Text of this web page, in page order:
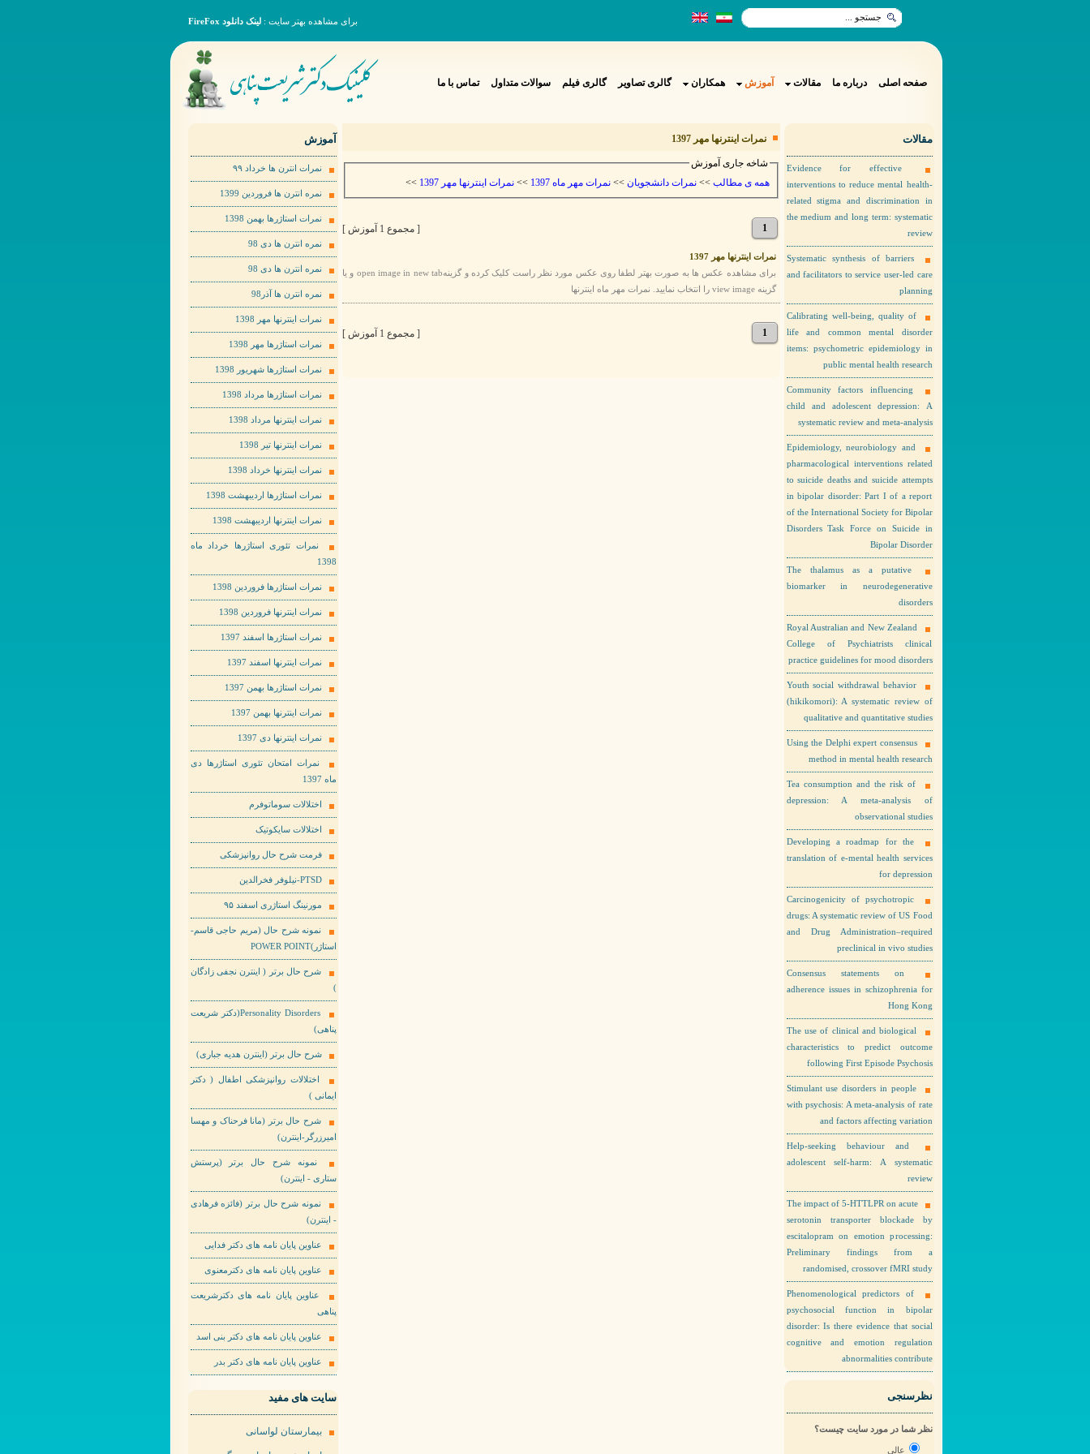
برای مشاهده بهتر سایت : لینک دانلود FireFox
صفحه اصلی درباره ما مقالات آموزش همکاران گالری تصاویر گالری فیلم سوالات متداول تماس با ما
مقالات
Evidence for effective
interventions to reduce mental health-
related stigma and discrimination in
the medium and long term: systematic
review
Systematic synthesis of barriers
and facilitators to service user-led care
planning
Calibrating well-being, quality of
life and common mental disorder
items: psychometric epidemiology in
public mental health research
Community factors influencing
child and adolescent depression: A
systematic review and meta-analysis
Epidemiology, neurobiology and
pharmacological interventions related
to suicide deaths and suicide attempts
in bipolar disorder: Part I of a report
of the International Society for Bipolar
Disorders Task Force on Suicide in
Bipolar Disorder
The thalamus as a putative
biomarker in neurodegenerative
disorders
Royal Australian and New Zealand
College of Psychiatrists clinical
practice guidelines for mood disorders
Youth social withdrawal behavior
(hikikomori): A systematic review of
qualitative and quantitative studies
Using the Delphi expert consensus
method in mental health research
Tea consumption and the risk of
depression: A meta-analysis of
observational studies
Developing a roadmap for the
translation of e-mental health services
for depression
Carcinogenicity of psychotropic
drugs: A systematic review of US Food
and Drug Administration–required
preclinical in vivo studies
Consensus statements on
adherence issues in schizophrenia for
Hong Kong
The use of clinical and biological
characteristics to predict outcome
following First Episode Psychosis
Stimulant use disorders in people
with psychosis: A meta-analysis of rate
and factors affecting variation
Help-seeking behaviour and
adolescent self-harm: A systematic
review
The impact of 5-HTTLPR on acute
serotonin transporter blockade by
escitalopram on emotion processing:
Preliminary findings from a
randomised, crossover fMRI study
Phenomenological predictors of
psychosocial function in bipolar
disorder: Is there evidence that social
cognitive and emotion regulation
abnormalities contribute
نظرسنجی
نظر شما در مورد سایت چیست؟
عالی
نمرات اینترنها مهر 1397
شاخه جاری آموزش
همه ی مطالب
نمرات دانشجویان >> نمرات مهر ماه 1397 >> نمرات اینترنها مهر 1397 >>
1 [ مجموع 1 آموزش ]
نمرات اینترنها مهر 1397
برای مشاهده عکس ها به صورت بهتر لطفا روی عکس مورد نظر راست کلیک کرده و گزینهopen image in new tab و یا
گزینه view image را انتخاب نمایید. نمرات مهر ماه اینترنها
1 [ مجموع 1 آموزش ]
آموزش
نمرات انترن ها خرداد ٩٩
نمره انترن ها فروردین 1399
نمرات استاژرها بهمن 1398
نمره انترن ها دی 98
نمره انترن ها دی 98
نمره انترن ها آذر98
نمرات اینترنها مهر 1398
نمرات استاژرها مهر 1398
نمرات استاژرها شهریور 1398
نمرات استاژرها مرداد 1398
نمرات اینترنها مرداد 1398
نمرات اینترنها تیر 1398
نمرات اینترنها خرداد 1398
نمرات استاژرها اردیبهشت 1398
نمرات اینترنها اردیبهشت 1398
نمرات تئوری استاژرها خرداد ماه
1398
نمرات استاژرها فروردین 1398
نمرات اینترنها فروردین 1398
نمرات استاژرها اسفند 1397
نمرات اینترنها اسفند 1397
نمرات استاژرها بهمن 1397
نمرات اینترنها بهمن 1397
نمرات اینترنها دی 1397
نمرات امتحان تئوری استاژرها دی
ماه 1397
اختلالات سوماتوفرم
اختلالات سایکوتیک
فرمت شرح حال روانپزشکی
PTSD-نیلوفر فخرالدین
مورنینگ استاژری اسفند ۹۵
نمونه شرح حال (مریم حاجی قاسم-
استاژر)POWER POINT
شرح حال برتر ( اینترن نجفی زادگان
)
Personality Disorders(دکتر شریعت
پناهی)
شرح حال برتر (اینترن هدیه جباری)
اختلالات روانپزشکی اطفال ( دکتر
ایمانی )
شرح حال برتر (مانا فرحناک و مهسا
امیرزرگر-اینترن)
نمونه شرح حال برتر (پرستش
ستاری - اینترن)
نمونه شرح حال برتر (فائزه فرهادی
- اینترن)
عناوین پایان نامه های دکتر فدایی
عناوین پایان نامه های دکترمعنوی
عناوین پایان نامه های دکترشریعت
پناهی
عناوین پایان نامه های دکتر بنی اسد
عناوین پایان نامه های دکتر بدر
سایت های مفید
بیمارستان لواسانی